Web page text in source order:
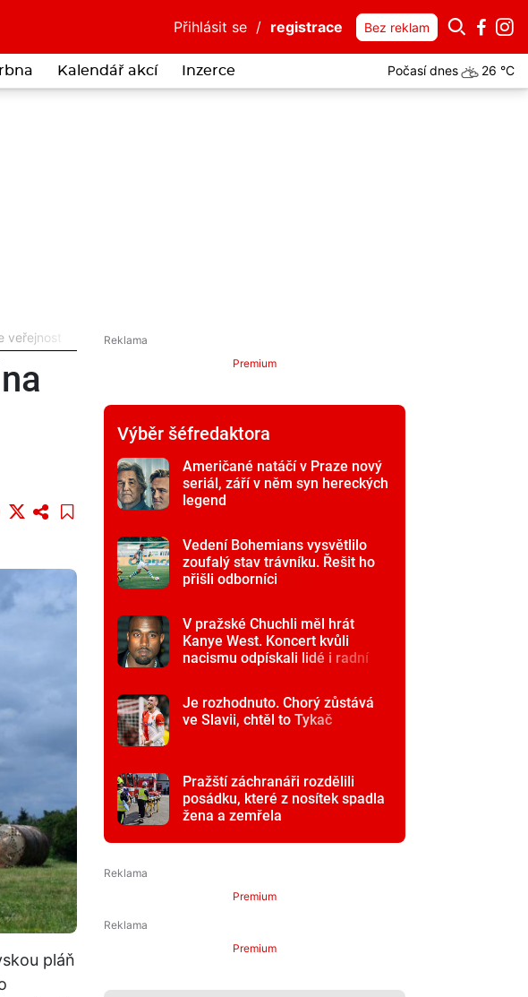
Přihlásit se / registrace Bez reklam
Kalendář akcí Inzerce Počasí dnes 26 °C
veřejnost
pláň
Premium
Výběr šéfredaktora
Američané natáčí v Praze nový
seriál, září v něm syn hereckých
legend
Vedení Bohemians vysvětlilo
zoufalý stav trávníku. Řešit ho
přišli odborníci
V pražské Chuchli měl hrát
Kanye West. Koncert kvůli
nacismu odpískali lidé i radní
Je rozhodnuto. Chorý zůstává
ve Slavii, chtěl to Tykač
Pražští záchranáři rozdělili
posádku, které z nosítek spadla
žena a zemřela
Premium
Premium